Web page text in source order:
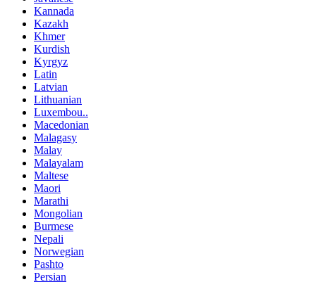
Kannada
Kazakh
Khmer
Kurdish
Kyrgyz
Latin
Latvian
Lithuanian
Luxembou..
Macedonian
Malagasy
Malay
Malayalam
Maltese
Maori
Marathi
Mongolian
Burmese
Nepali
Norwegian
Pashto
Persian